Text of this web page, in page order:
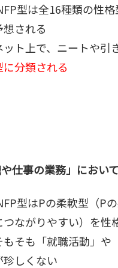
型は全16種類の性
想される
ット上で、ニートや引
に分類される
や仕事の業務」におい
型はPの柔軟型（P
つながりやすい）を性
もそも「就職活動」や
珍しくない